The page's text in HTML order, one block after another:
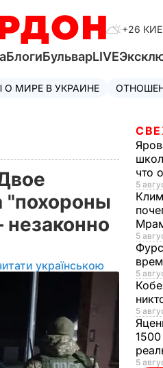
+26
БлогиБульварLIVE
О МИРЕ В УКРАИНЕ
"похороны
незаконно
українською
что
5
5
5
5
5